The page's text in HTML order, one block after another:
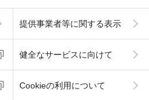
提供事業者等に関する表示
健全なサービスに向けて
Cookieの利用について